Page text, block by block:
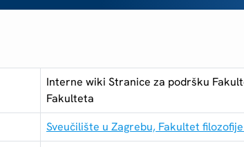
Interne wiki Stranice za podršku
Fakulteta
Sveučilište u Zagrebu, Fakultet